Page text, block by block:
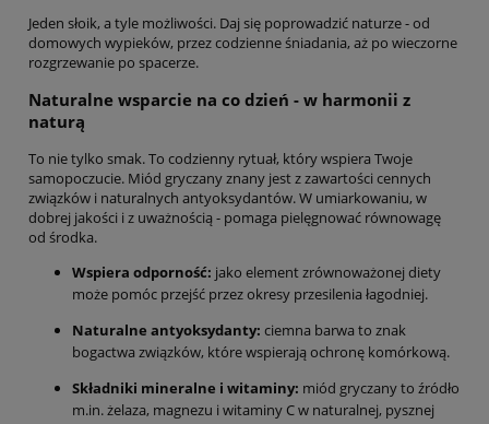
Jeden słoik, a tyle możliwości. Daj się poprowadzić naturze - od
domowych wypieków, przez codzienne śniadania, aż po wieczorne
rozgrzewanie po spacerze.
Naturalne wsparcie na co dzień - w harmonii z
naturą
To nie tylko smak. To codzienny rytuał, który wspiera Twoje
samopoczucie. Miód gryczany znany jest z zawartości cennych
związków i naturalnych antyoksydantów. W umiarkowaniu, w
dobrej jakości i z uważnością - pomaga pielęgnować równowagę
od środka.
Wspiera odporność: jako element zrównoważonej diety
może pomóc przejść przez okresy przesilenia łagodniej.
Naturalne antyoksydanty: ciemna barwa to znak
bogactwa związków, które wspierają ochronę komórkową.
Składniki mineralne i witaminy: miód gryczany to źródło
m.in. żelaza, magnezu i witaminy C w naturalnej, pysznej